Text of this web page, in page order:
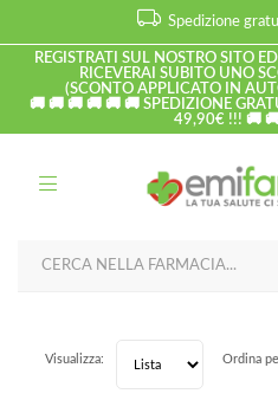
Spedizione
REGISTRATI SUL NOSTRO SITO
RICEVERAI SUBITO UNO
(SCONTO APPLICATO IN
🚚 🚚 🚚 🚚 🚚 🚚 SPEDIZIONE
49,90€ !!! 🚚
Visualizza: Ordina